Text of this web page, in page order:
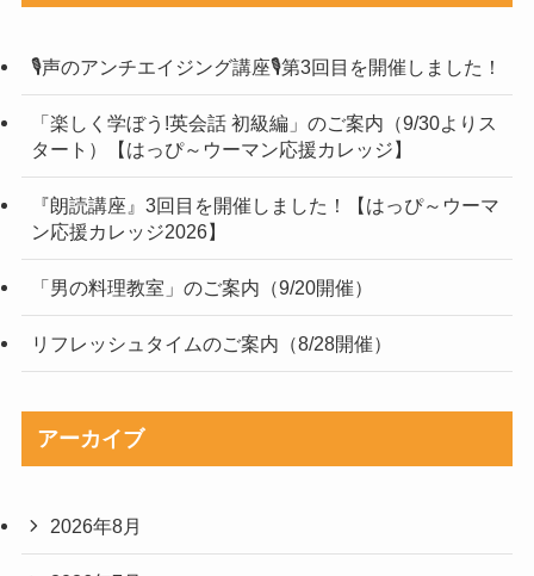
🎙声のアンチエイジング講座🎙第3回目を開催しました！
「楽しく学ぼう!英会話 初級編」のご案内（9/30よりス
タート）【はっぴ～ウーマン応援カレッジ】
『朗読講座』3回目を開催しました！【はっぴ～ウーマ
ン応援カレッジ2026】
「男の料理教室」のご案内（9/20開催）
リフレッシュタイムのご案内（8/28開催）
アーカイブ
2026年8月